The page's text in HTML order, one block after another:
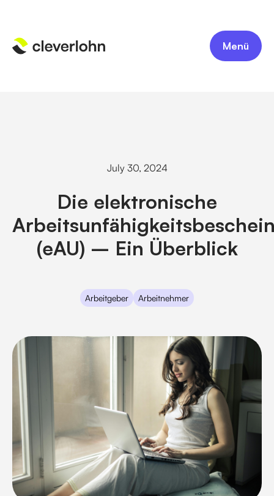
Menü
July 30, 2024
Die elektronische
(eAU) – Ein Überblick
Arbeitgeber Arbeitnehmer